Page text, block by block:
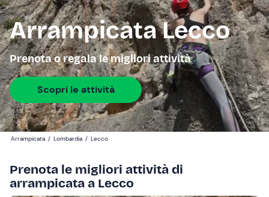
Arrampicata Lecco
Prenota o regala le migliori attività
Scopri le attività
Arrampicata / Lombardia / Lecco
Prenota le migliori attività di
arrampicata a Lecco